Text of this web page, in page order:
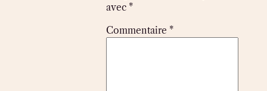
avec *
Commentaire *